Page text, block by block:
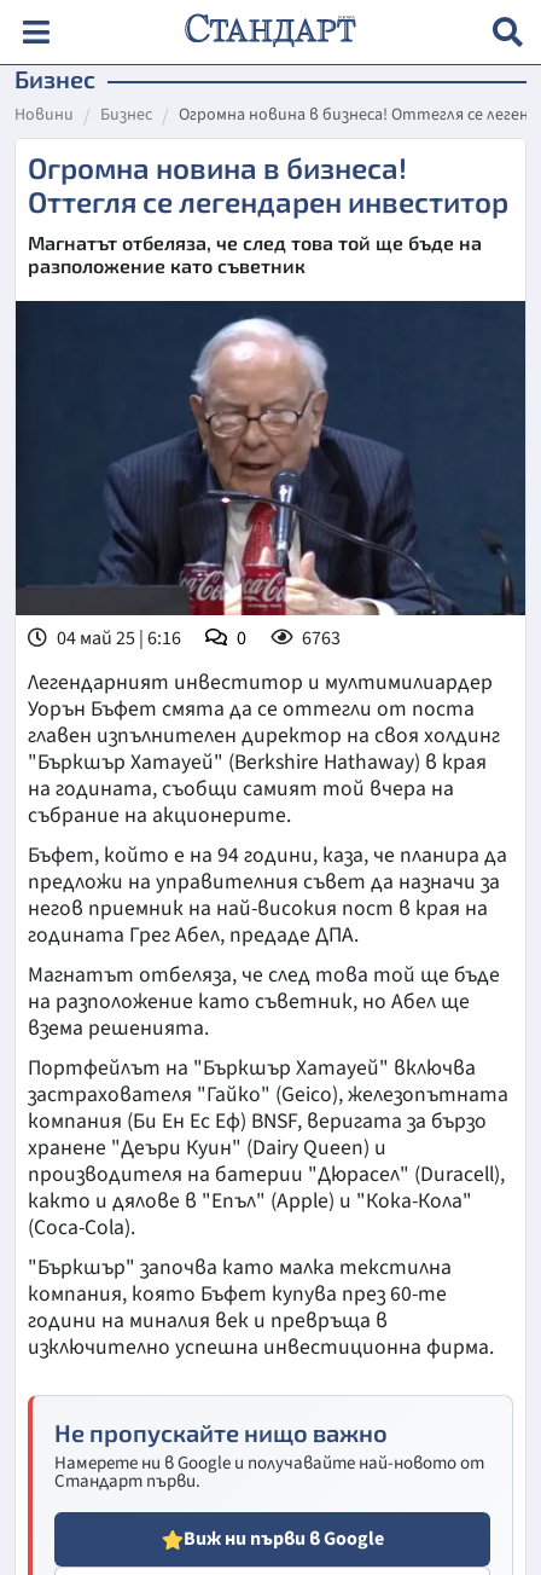
Бизнес
Новини Бизнес Огромна новина в бизнеса! Оттегля се
Огромна новина в бизнеса!
Оттегля се легендарен инвеститор
Магнатът отбеляза, че след това той ще бъде на
разположение като съветник
04 май 25 | 6:16 0 6763
Легендарният инвеститор и мултимилиардер
Уорън Бъфет смята да се оттегли от поста
главен изпълнителен директор на своя холдинг
"Бъркшър Хатауей" (Berkshire Hathaway) в края
на годината, съобщи самият той вчера на
събрание на акционерите.
Бъфет, който е на 94 години, каза, че планира да
предложи на управителния съвет да назначи за
негов приемник на най-високия пост в края на
годината Грег Абел, предаде ДПА.
Магнатът отбеляза, че след това той ще бъде
на разположение като съветник, но Абел ще
взема решенията.
Портфейлът на "Бъркшър Хатауей" включва
застрахователя "Гайко" (Geico), железопътната
компания (Би Ен Ес Еф) BNSF, веригата за бързо
хранене "Деъри Куин" (Dairy Queen) и
производителя на батерии "Дюрасел" (Duracell),
както и дялове в "Епъл" (Apple) и "Кока-Кола"
(Coca-Cola).
"Бъркшър" започва като малка текстилна
компания, която Бъфет купува през 60-те
години на миналия век и превръща в
изключително успешна инвестиционна фирма.
Не пропускайте нищо важно
Намерете ни в Google и получавайте най-новото от
Стандарт първи.
Виж ни първи в Google